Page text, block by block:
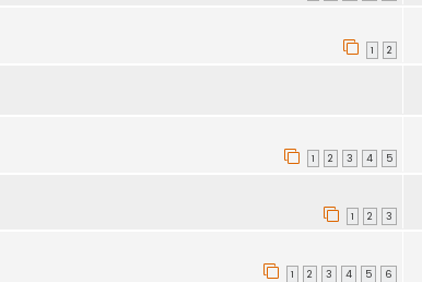
1 2
1 2 3 4 5
1 2 3
1 2 3 4 5 6